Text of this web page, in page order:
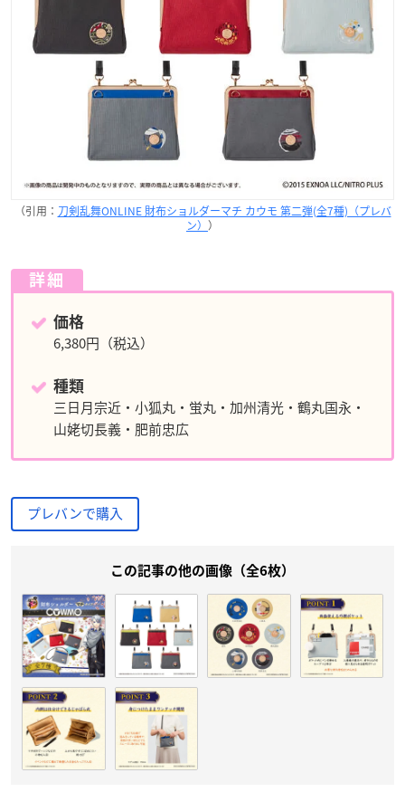
（引用： 刀剣乱舞ONLINE 財布ショルダーマチ カウモ 第二弾(全7種)（プレバ
ン） ）
詳細
価格
6,380円（税込）
種類
三日月宗近・小狐丸・蛍丸・加州清光・鶴丸国永・
山姥切長義・肥前忠広
プレバンで購入
この記事の他の画像（全6枚）